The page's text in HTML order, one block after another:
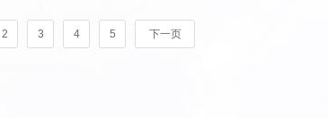
2 3 4 5 下一页